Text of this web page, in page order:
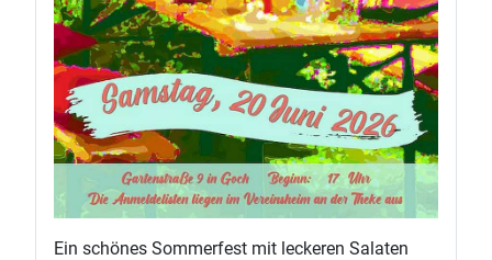
Ein schönes Sommerfest mit leckeren Salaten